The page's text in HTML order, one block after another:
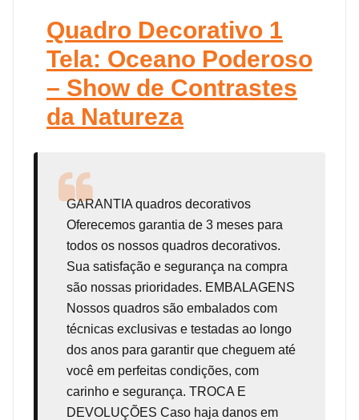
Quadro Decorativo 1
Tela: Oceano Poderoso
– Show de Contrastes
da Natureza
GARANTIA quadros decorativos
Oferecemos garantia de 3 meses para
todos os nossos quadros decorativos.
Sua satisfação e segurança na compra
são nossas prioridades. EMBALAGENS
Nossos quadros são embalados com
técnicas exclusivas e testadas ao longo
dos anos para garantir que cheguem até
você em perfeitas condições, com
carinho e segurança. TROCA E
DEVOLUÇÕES Caso haja danos em